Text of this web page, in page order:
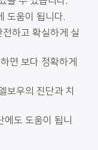
도움이 됩니다.
하고 확실하게 실
면 보다 정확하게
보우의 진단과 치
에도 도움이 됩니